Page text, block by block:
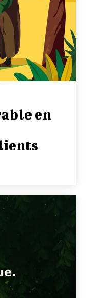
en